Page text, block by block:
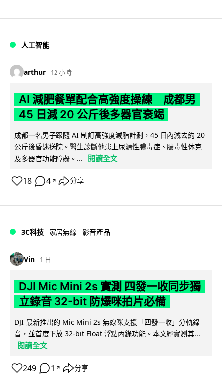
人工智能
arthur 12 小時
AI 減肥餐單配合高強度操練 成都男
45 日減 20 公斤後多器官衰竭
成都一名男子跟隨 AI 制訂高強度減脂計劃，45 日內減去約 20
公斤後昏迷送院。醫生診斷他患上尿源性膿毒症、膿毒性休克
及多器官功能障礙。...
閱讀全文
18 4 ↗ 分享
3C科技 家居無線 影音產品
Vin 1 日
DJI Mic Mini 2s 實測 四發一收同步獨
立錄音 32-bit 防爆咪拍片必備
DJI 最新推出的 Mic Mini 2s 無線咪支援「四發一收」分軌錄
音，並首度下放 32-bit Float 浮點內錄功能。本文經實測其...
閱讀全文
249 1 ↗ 分享